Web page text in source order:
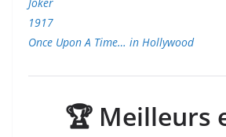
1917
Once Upon A Time… in Hollywood
🏆 Meilleurs